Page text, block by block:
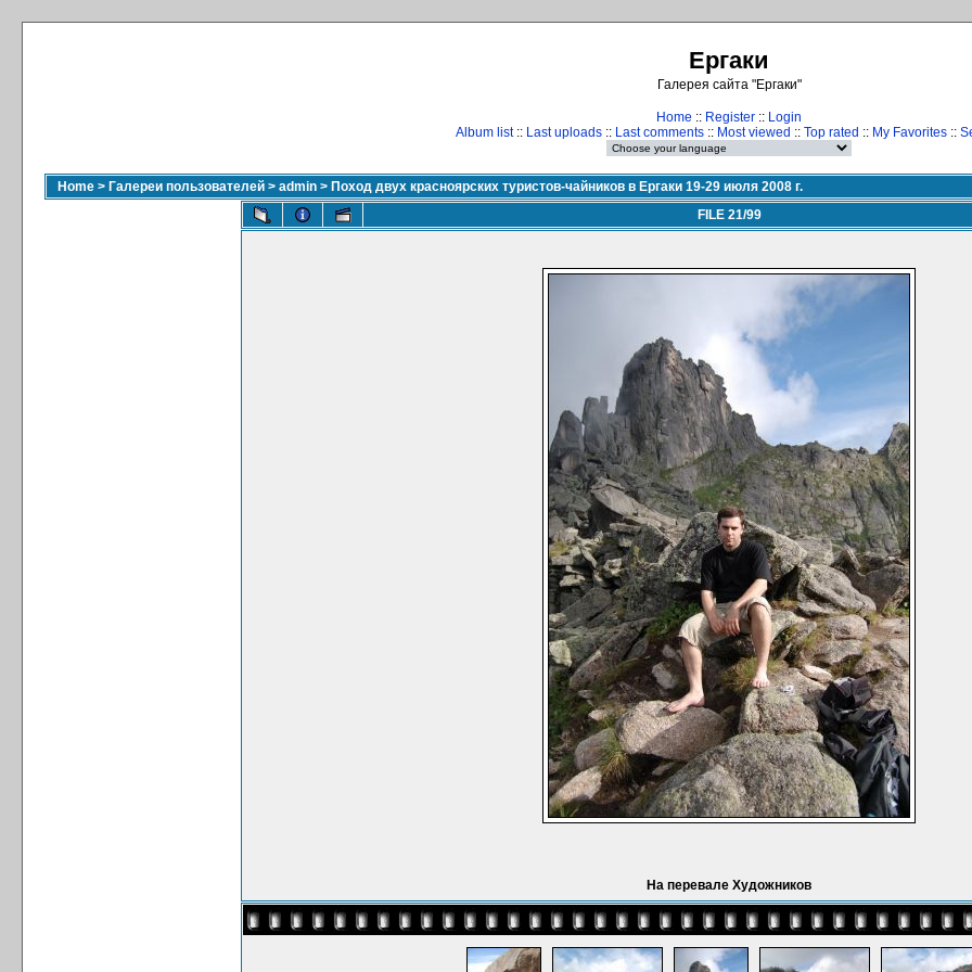
Ергаки
Галерея сайта "Ергаки"
Home :: Register :: Login
Album list:: Last uploads :: Last comments :: Most viewed :: Top rated :: My Favorites ::
Home > Галереи пользователей > admin > Поход двух красноярских туристов-чайников в Ергаки 19-29 июля 2008 г.
FILE 21/99
На перевале Художников